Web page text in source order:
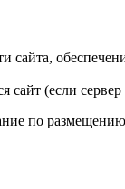
(если сервер
по